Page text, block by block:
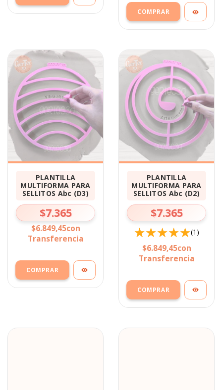
PLANTILLA
MULTIFORMA PARA
SELLITOS Abc (D3)
$7.365
$6.849,45con
Transferencia
PLANTILLA
MULTIFORMA PARA
SELLITOS Abc (D2)
$7.365
(1)
$6.849,45con
Transferencia